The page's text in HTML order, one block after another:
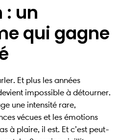
: un
qui gagne
Et plus les années
impossible à détourner.
une intensité rare,
vécues et les émotions
à plaire, il est. Et c’est peut-